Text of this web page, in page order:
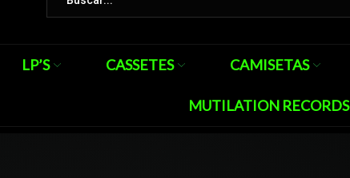
LP’S CASSETES CAMISETAS
MUTILATION RECORDS